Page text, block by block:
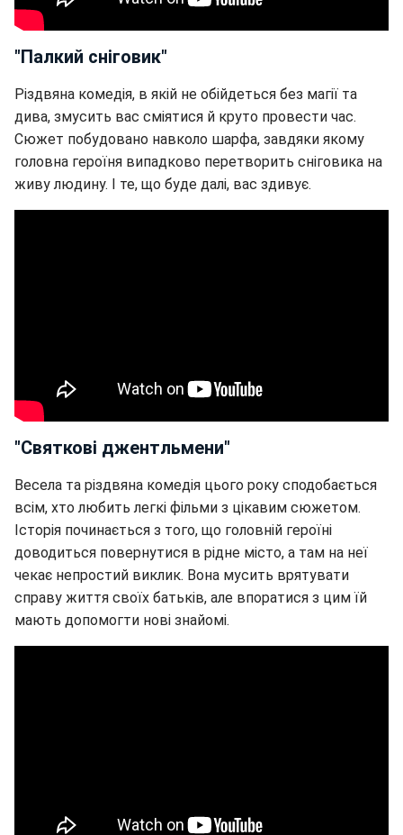
"Палкий сніговик"
Різдвяна комедія, в якій не обійдеться без магії та
дива, змусить вас сміятися й круто провести час.
Сюжет побудовано навколо шарфа, завдяки якому
головна героїня випадково перетворить сніговика на
живу людину. І те, що буде далі, вас здивує.
"Святкові джентльмени"
Весела та різдвяна комедія цього року сподобається
всім, хто любить легкі фільми з цікавим сюжетом.
Історія починається з того, що головній героїні
доводиться повернутися в рідне місто, а там на неї
чекає непростий виклик. Вона мусить врятувати
справу життя своїх батьків, але впоратися з цим їй
мають допомогти нові знайомі.